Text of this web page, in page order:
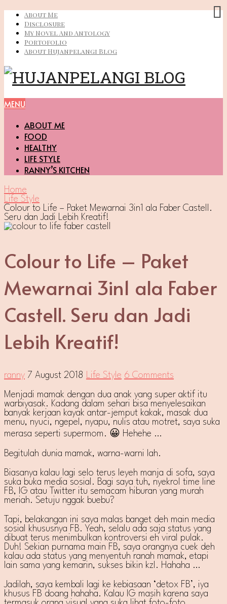
About Me
Disclosure
My Novel And Antology
Portofolio
About Hujanpelangi Blog
MENU
ABOUT ME
FOOD
HEALTHY
LIFE STYLE
RANNY’S KITCHEN
Home
Life Style
Colour to Life – Paket Mewarnai 3in1 ala Faber Castell.
Seru dan Jadi Lebih Kreatif!
Colour to Life – Paket
Mewarnai 3in1 ala Faber
Castell. Seru dan Jadi
Lebih Kreatif!
ranny 7 August 2018 Life Style 6 Comments
Menjadi mamak dengan dua anak yang super aktif itu
warbiyasak. Kadang dalam sehari bisa menyelesaikan
banyak kerjaan kayak antar-jemput kakak, masak dua
menu, nyuci, ngepel, nyapu, nulis atau motret, saya suka
merasa seperti supermom. 😀 Hehehe …
Begitulah dunia mamak, warna-warni lah.
Biasanya kalau lagi selo terus leyeh manja di sofa, saya
suka buka media sosial. Bagi saya tuh, nyekrol time line
FB, IG atau Twitter itu semacam hiburan yang murah
meriah. Setuju nggak buebu?
Tapi, belakangan ini saya malas banget deh main media
sosial khususnya FB. Yeah, selalu ada saja status yang
dibuat terus menimbulkan kontroversi eh viral pulak.
Duh! Sekian purnama main FB, saya orangnya cuek deh
kalau ada status yang menyentuh ranah mamak, etapi
lain sama yang kemarin, sukses bikin kzl. Hahaha …
Jadilah, saya kembali lagi ke kebiasaan ‘detox FB’, iya
khusus FB doang hahaha. Kalau IG masih karena saya